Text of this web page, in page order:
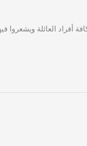
العائلة ويشعروا